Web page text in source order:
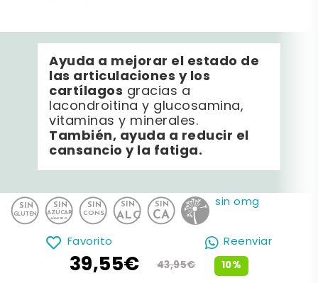
Ayuda a mejorar el estado de
las articulaciones y los
cartílagos gracias a
lacondroitina y glucosamina,
vitaminas y minerales.
También, ayuda a reducir el
cansancio y la fatiga.
sin omg
Favorito Reenviar
10%
39,55€ 43,95€